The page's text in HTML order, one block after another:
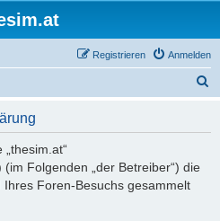
Anmelden
Registrieren
(im Folgenden „der Betreiber“) die
Foren-Besuchs gesammelt